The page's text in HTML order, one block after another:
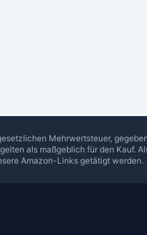
Mehrwertsteuer,
als maßgeblich für den Kauf.
Amazon-Links getätigt werden.